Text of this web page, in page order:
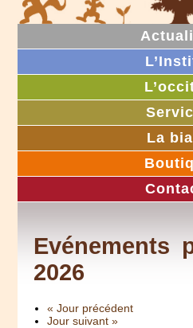
La
Evénements
2026
« Jour précédent
Jour suivant »